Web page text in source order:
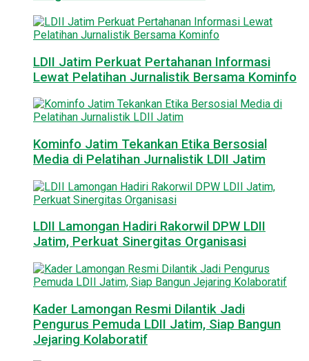
LDII Jatim Perkuat Pertahanan Informasi
Lewat Pelatihan Jurnalistik Bersama Kominfo
Kominfo Jatim Tekankan Etika Bersosial
Media di Pelatihan Jurnalistik LDII Jatim
LDII Lamongan Hadiri Rakorwil DPW LDII
Jatim, Perkuat Sinergitas Organisasi
Kader Lamongan Resmi Dilantik Jadi
Pengurus Pemuda LDII Jatim, Siap Bangun
Jejaring Kolaboratif